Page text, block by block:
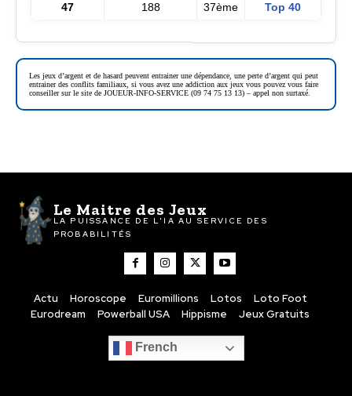
47 188 37ème Top 40
Les jeux d’argent et de hasard peuvent entrainer une dépendance, une perte d’argent qui peut
entrainer des conflits familiaux, si vous avez une addiction aux jeux vous pouvez vous faire
conseiller sur le site de JOUEUR-INFO-SERVICE (09 74 75 13 13) – appel non surtaxé.
Le Maitre des Jeux
LA PUISSANCE DE L'IA AU SERVICE DES
PROBABILITÉS
Actu Horoscope Euromillions Lotos
Loto Foot
Eurodream
Powerball USA Hippisme Jeux Gratuits
French